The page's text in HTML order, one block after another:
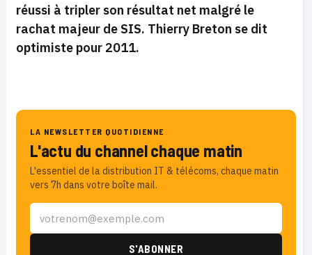
réussi à tripler son résultat net malgré le
rachat majeur de SIS. Thierry Breton se dit
optimiste pour 2011.
LA NEWSLETTER QUOTIDIENNE
L'actu du channel chaque matin
L'essentiel de la distribution IT & télécoms, chaque matin
vers 7h dans votre boîte mail.